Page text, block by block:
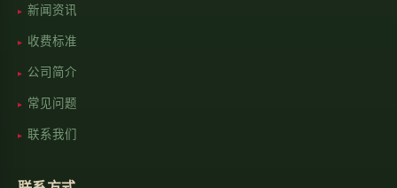
新闻资讯
收费标准
公司简介
常见问题
联系我们